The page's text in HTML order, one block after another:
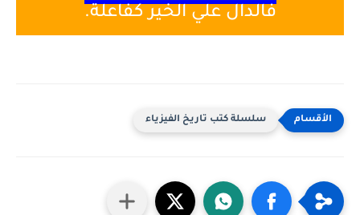
فالدالعلي الخير كفاعلة.
سلسلة كتب تاريخ الفيزياء